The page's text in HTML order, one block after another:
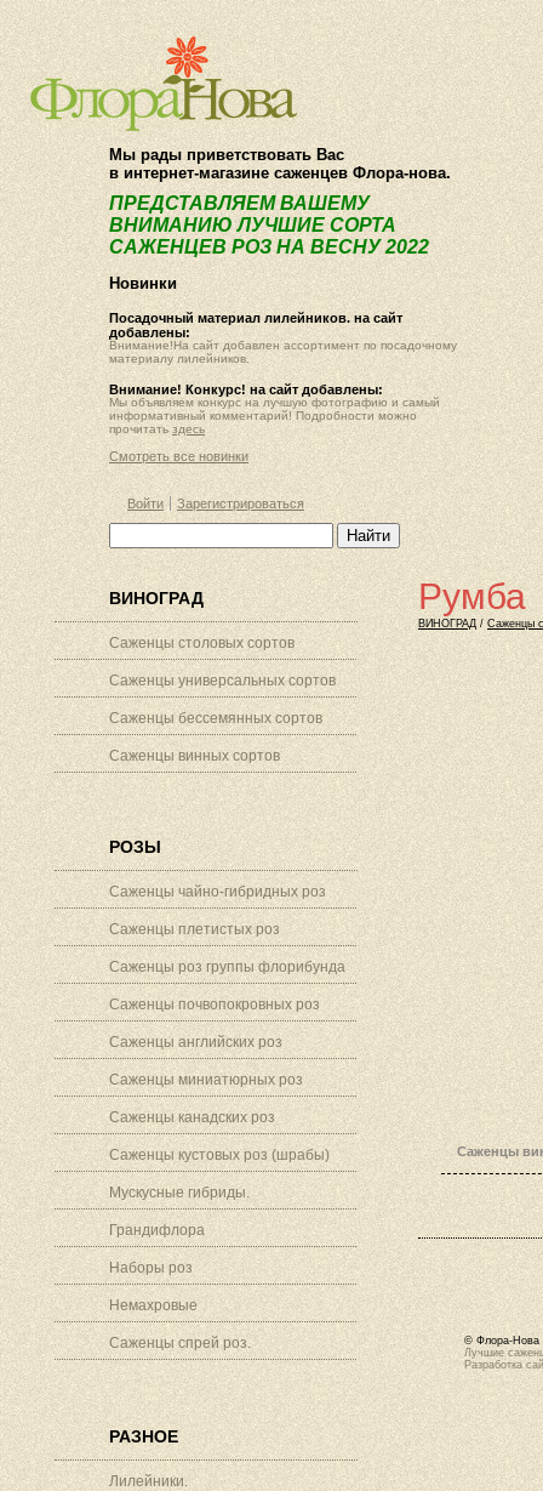
О компании Как купить
Мы рады приветствовать Вас
в интернет-магазине саженцев Флора-нова.
ПРЕДСТАВЛЯЕМ ВАШЕМУ
ВНИМАНИЮ ЛУЧШИЕ СОРТА
САЖЕНЦЕВ РОЗ НА ВЕСНУ 2022
Новинки
Посадочный материал лилейников. на сайт
добавлены:
Внимание!На сайт добавлен ассортимент по посадочному
материалу лилейников.
Внимание! Конкурс! на сайт добавлены:
Мы объявляем конкурс на лучшую фотографию и самый
информативный комментарий! Подробности можно
прочитать здесь
Смотреть все новинки
Войти Зарегистрироваться
ВИНОГРАД
Саженцы столовых сортов
Саженцы универсальных сортов
Саженцы бессемянных сортов
Саженцы винных сортов
РОЗЫ
Саженцы чайно-гибридных роз
Саженцы плетистых роз
Саженцы роз группы флорибунда
Саженцы почвопокровных роз
Саженцы английских роз
Саженцы миниатюрных роз
Саженцы канадских роз
Саженцы кустовых роз (шрабы)
Мускусные гибриды.
Грандифлора
Наборы роз
Немахровые
Саженцы спрей роз.
РАЗНОЕ
Лилейники.
Румба
ВИНОГРАД / Саженцы
Саженцы
© Флора-Нова
Лучшие
Разработка